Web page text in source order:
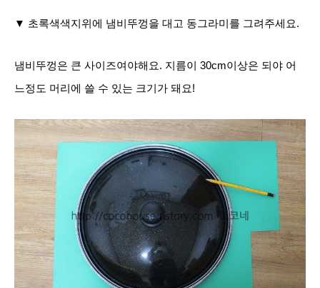
▼ 초록색색지위에 냄비뚜껑을 대고 동그라미를 그려주세요.
냄비뚜껑은 큰 사이즈여야해요. 지름이 30cm이상은 되야 어
느정도 머리에 쓸 수 있는 크기가 돼요!